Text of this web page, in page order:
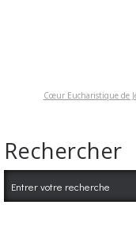
Cœur Eucharistique de
Rechercher